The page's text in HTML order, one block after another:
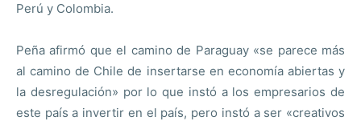
Perú y Colombia.
Peña afirmó que el camino de Paraguay «se parece más
al camino de Chile de insertarse en economía abiertas y
la desregulación» por lo que instó a los empresarios de
este país a invertir en el país, pero instó a ser «creativos